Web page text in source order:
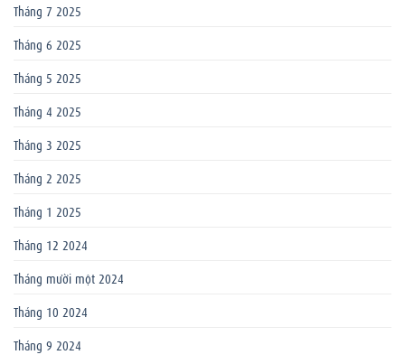
Tháng 7 2025
Tháng 6 2025
Tháng 5 2025
Tháng 4 2025
Tháng 3 2025
Tháng 2 2025
Tháng 1 2025
Tháng 12 2024
Tháng mười một 2024
Tháng 10 2024
Tháng 9 2024